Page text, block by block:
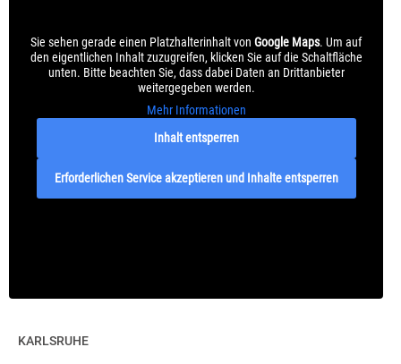
Sie sehen gerade einen Platzhalterinhalt von Google Maps. Um auf
den eigentlichen Inhalt zuzugreifen, klicken Sie auf die Schaltfläche
unten. Bitte beachten Sie, dass dabei Daten an Drittanbieter
weitergegeben werden.
Mehr Informationen
Inhalt entsperren
Erforderlichen Service akzeptieren und Inhalte entsperren
KARLSRUHE